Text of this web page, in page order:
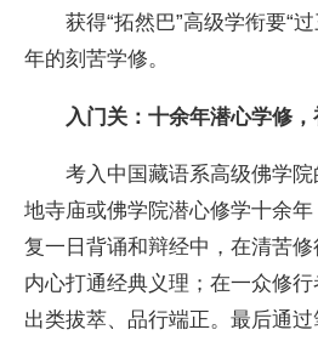
获得“拓然巴”高级学衔要“过
年的刻苦学修。
入门关：十余年潜心学修，
考入中国藏语系高级佛学院
地寺庙或佛学院潜心修学十余
复一日背诵和辩经中，在清苦
内心打通经典义理；在一众修行
出类拔萃、品行端正。最后通